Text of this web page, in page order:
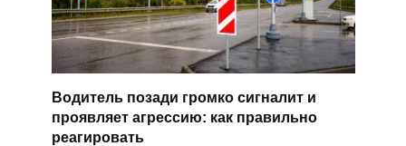
Водитель позади громко сигналит и
проявляет агрессию: как правильно
реагировать